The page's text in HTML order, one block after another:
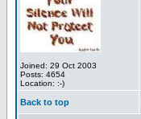
Joined: 29 Oct 2003
Posts: 4654
Location: :-)
Back to top